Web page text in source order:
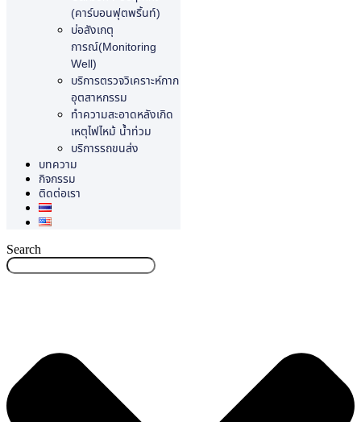
(คาร์บอนฟุตพริ้นท์)
บ่อสังเกตุ
การณ์(Monitoring
Well)
บริการตรวจวิเคราะห์กาก
อุตสาหกรรม
ทำความสะอาดหลังเกิด
เหตุไฟไหม้ น้ำท่วม
บริการรถขนส่ง
บทความ
กิจกรรม
ติดต่อเรา
Search